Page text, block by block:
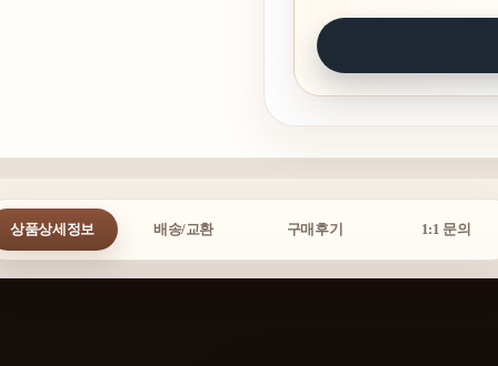
상품상세정보 배송/교환 구매후기 1:1 문의